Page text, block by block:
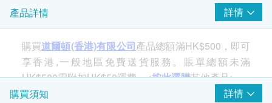
產品詳情 詳情
購買道爾頓(香港)有限公司產品總額滿HK$500，即可
享香港,一般地區免費送貨服務。賬單總額未滿
HK$500需附加HK$50運費。<按此選購其他產品>
購買須知 詳情